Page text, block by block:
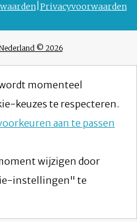
Privacyvoorwaarden
© 2026
momenteel
keuzes te respecteren.
aan te passen
wijzigen door
instellingen" te